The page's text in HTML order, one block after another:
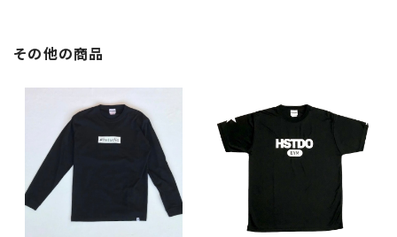
その他の商品